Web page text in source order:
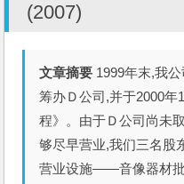
(2007)
文章摘要 1999年末,我
筹办Ｄ公司,并于2000
程》。由于Ｄ公司尚未
够尽早营业,我们三名股
营业设施——音像器材